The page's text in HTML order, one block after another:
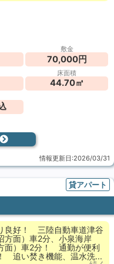
敷金
70,000円
床面積
44.70㎡
情報更新日:2026/03/31
貸アパート
良好！ 三陸自動車道津谷
方面）車2分、小泉海岸
面）車2分！ 通勤が便利
追い焚き機能、温水洗...